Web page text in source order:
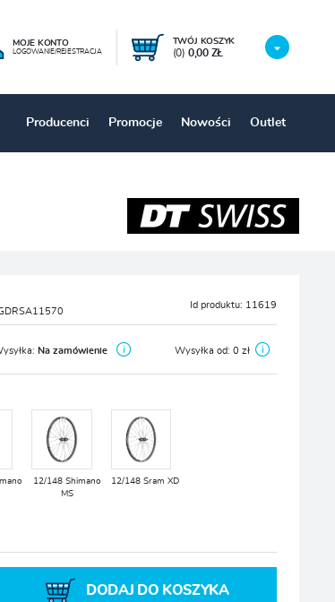
MOJE KONTO
LOGOWANIE/REJESTRACJA
TWÓJ KOSZYK
(0) 0,00 ZŁ
Producenci Promocje Nowości Outlet
Id produktu: 11619
Na zamówienie Wysyłka od: 0 zł
12/148 Shimano
MS
12/148 Sram XD
DODAJ DO KOSZYKA